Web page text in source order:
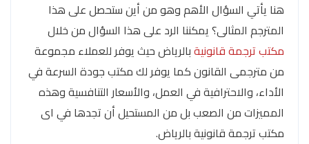
هنا يأتي السؤال الأهم وهو من أين ستحصل على هذا
المترجم المثالى؟ يمكننا الرد على هذا السؤال من خلال
مكتب ترجمة قانونيةبالرياض حيث يوفر للعملاء مجموعة
من مترجمى القانون كما يوفر لك مكتب جودة السرعة في
الأداء، والاحترافية في العمل، والأسعار التنافسية وهذه
المميزات من الصعب بل من المستحيل أن تجدها في اى
مكتب ترجمة قانونية بالرياض.